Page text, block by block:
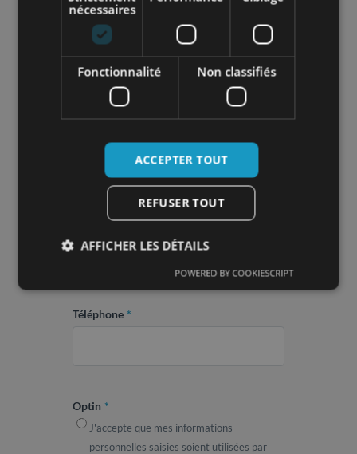
Entreprise
Email professionnel *
Téléphone *
Optin *
J'accepte que mes informations
personnelles saisies soient utilisées par
nécessaires
Fonctionnalité Non classifiés
ACCEPTER TOUT
REFUSER TOUT
AFFICHER LES DÉTAILS
POWERED BY COOKIESCRIPT